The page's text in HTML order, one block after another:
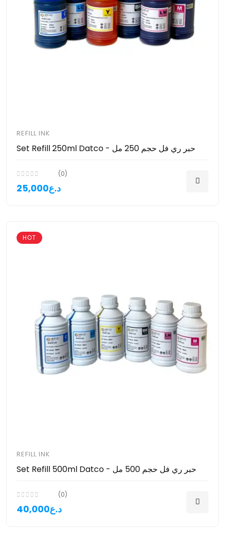
REFILL INK
Set Refill 250ml Datco - حبر ري فل حجم 250 مل
(0)
25,000د.ع
HOT
REFILL INK
Set Refill 500ml Datco - حبر ري فل حجم 500 مل
(0)
40,000د.ع